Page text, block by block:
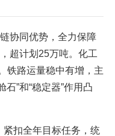
协同优势，全力保障
超计划25万吨。化工
铁路运量稳中有增，主
”和“稳定器”作用凸
扣全年目标任务，统